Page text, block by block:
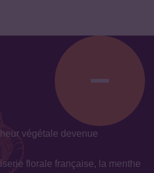
végétale devenue
florale française, la menthe